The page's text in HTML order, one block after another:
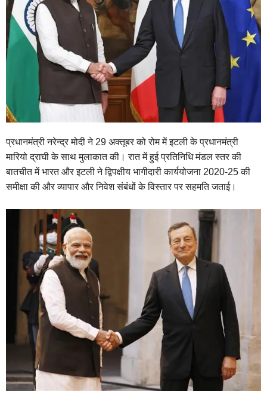
प्रधानमंत्री नरेन्द्र मोदी ने 29 अक्तूबर को रोम में इटली के प्रधानमंत्री
मारियो द्राघी के साथ मुलाकात की। रात में हुई प्रतिनिधि मंडल स्तर की
बातचीत में भारत और इटली ने द्विपक्षीय भागीदारी कार्ययोजना 2020-25 की
समीक्षा की और व्यापार और निवेश संबंधों के विस्‍तार पर सहमति जताई।